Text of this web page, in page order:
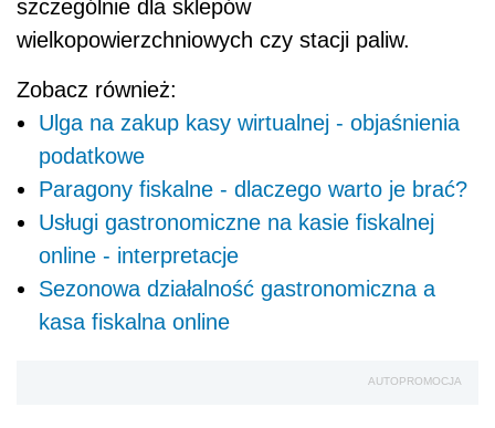
szczególnie dla sklepów
wielkopowierzchniowych czy stacji paliw.
Zobacz również:
Ulga na zakup kasy wirtualnej - objaśnienia
podatkowe
Paragony fiskalne - dlaczego warto je brać?
Usługi gastronomiczne na kasie fiskalnej
online - interpretacje
Sezonowa działalność gastronomiczna a
kasa fiskalna online
AUTOPROMOCJA